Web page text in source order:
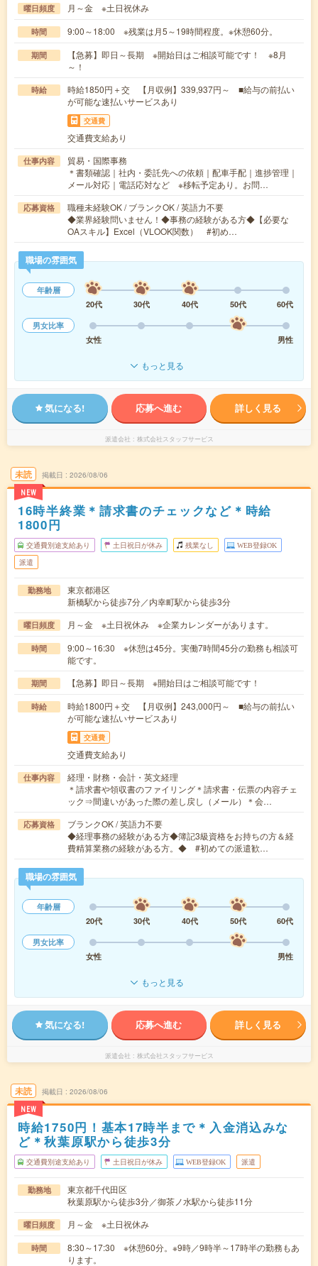
曜日頻度 月～金 ※土日祝休み
時間 9:00～18:00 ※残業は月5～19時間程度。※休憩60分。
期間
【急募】即日～長期 ※開始日はご相談可能です！ ※8月
～！
時給
時給1850円＋交 【月収例】339,937円～ ■給与の前払い
が可能な速払いサービスあり
交通費
交通費支給あり
仕事内容
貿易・国際事務
＊書類確認｜社内・委託先への依頼｜配車手配｜進捗管理｜
メール対応｜電話応対など ※移転予定あり。お問…
応募資格
職種未経験OK / ブランクOK / 英語力不要
◆業界経験問いません！◆事務の経験がある方◆【必要な
OAスキル】Excel（VLOOK関数） #初め…
職場の雰囲気
年齢層
20代
30代 40代 50代
60代
男女比率
女性
男性
もっと見る
気になる! 応募へ進む 詳しく見る
派遣会社 株式会社スタッフサービス
未読
NEW
掲載日 2026/08/06
16時半終業＊請求書のチェックなど＊時給
1800円
交通費別途支給あり 土日祝日が休み 残業なし WEB登録OK
派遣
勤務地
東京都港区
新橋駅から徒歩7分／内幸町駅から徒歩3分
曜日頻度 月～金 ※土日祝休み ※企業カレンダーがあります。
時間
9:00～16:30 ※休憩は45分。実働7時間45分の勤務も相談可
能です。
期間 【急募】即日～長期 ※開始日はご相談可能です！
時給
時給1800円＋交 【月収例】243,000円～ ■給与の前払い
が可能な速払いサービスあり
交通費
交通費支給あり
仕事内容
経理・財務・会計・英文経理
＊請求書や領収書のファイリング＊請求書・伝票の内容チェ
ック⇒間違いがあった際の差し戻し（メール）＊会…
応募資格
ブランクOK / 英語力不要
◆経理事務の経験がある方◆簿記3級資格をお持ちの方＆経
費精算業務の経験がある方。◆ #初めての派遣歓…
職場の雰囲気
年齢層
20代
30代 40代 50代
60代
男女比率
女性
男性
もっと見る
気になる! 応募へ進む 詳しく見る
派遣会社 株式会社スタッフサービス
未読
NEW
掲載日 2026/08/06
時給1750円！基本17時半まで＊入金消込みな
ど＊秋葉原駅から徒歩3分
交通費別途支給あり 土日祝日が休み WEB登録OK 派遣
勤務地
東京都千代田区
秋葉原駅から徒歩3分／御茶ノ水駅から徒歩11分
曜日頻度 月～金 ※土日祝休み
時間
8:30～17:30 ※休憩60分。※9時／9時半～17時半の勤務もあ
ります。